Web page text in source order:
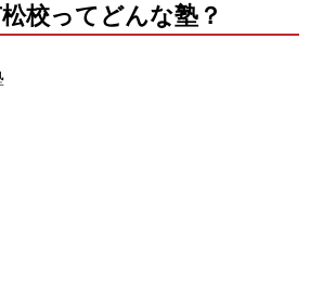
校ってどんな塾？